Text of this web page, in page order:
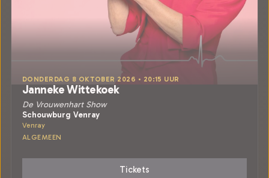
DONDERDAG 8 OKTOBER 2026 • 20:15 UUR
Janneke Wittekoek
De Vrouwenhart Show
Schouwburg Venray
Venray
ALGEMEEN
Tickets